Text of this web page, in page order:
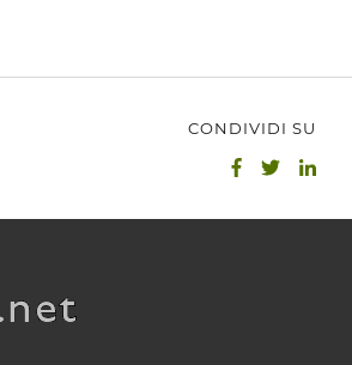
CONDIVIDI SU